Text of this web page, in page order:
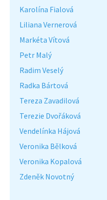
Karolína Fialová
Liliana Vernerová
Markéta Vítová
Petr Malý
Radim Veselý
Radka Bártová
Tereza Zavadilová
Terezie Dvořáková
Vendelínka Hájová
Veronika Bělková
Veronika Kopalová
Zdeněk Novotný